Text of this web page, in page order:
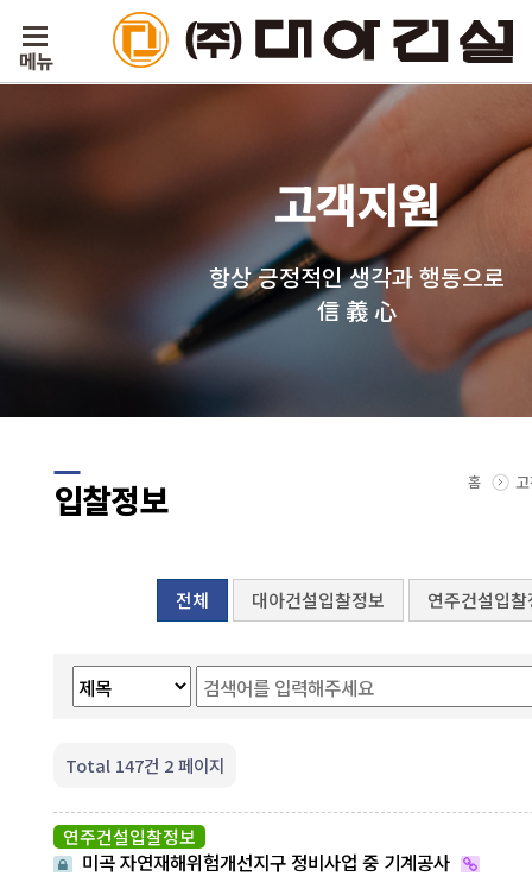
고객지원
항상 긍정적인 생각과 행동으로
信 義 心
입찰정보 홈
전체 대아건설입찰정보 연주건설입
Total 147건 2 페이지
연주건설입찰정보
미곡 자연재해위험개선지구 정비사업 중 기계공사